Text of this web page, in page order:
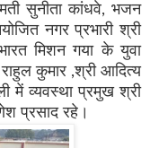
सुनीता कांधवे, भजन
नगर प्रभारी श्री
मिशन गया के युवा
कुमार ,श्री आदित्य
में व्यवस्था प्रमुख श्री
प्रसाद रहे।